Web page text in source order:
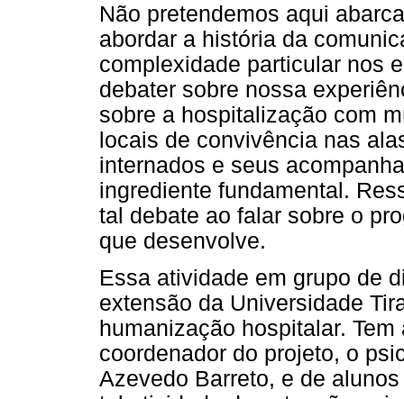
Não pretendemos aqui
abordar a história da
complexidade particular nos
debater sobre nossa
sobre a hospitalização com
locais de convivência nas
internados e seus
ingrediente fundamental.
tal debate ao falar sobre o
que desenvolve.
Essa atividade em grupo de
extensão da Universidade
humanização hospitalar.
coordenador do projeto, o
Azevedo Barreto, e de